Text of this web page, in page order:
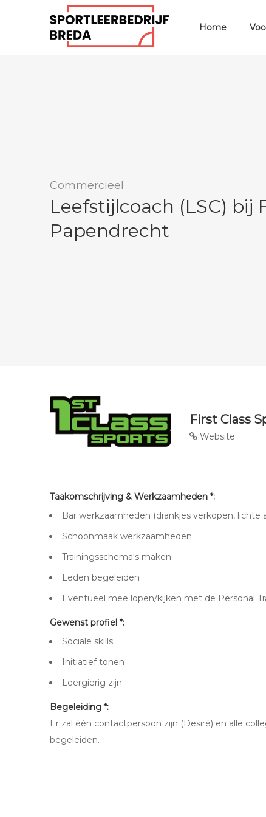
Home
Commercieel
Leefstijlcoach (LSC) bij
Papendrecht
First Class
Website
Taakomschrijving & Werkzaamheden *:
Bar werkzaamheden (drankjes verkopen,
Schoonmaak werkzaamheden
Trainingsschema's maken
Leden begeleiden
Eventueel mee lopen/kijken met de Personal
Gewenst profiel *:
​Sociale skills
Initiatief tonen
Leergierig zijn
Begeleiding *:
Er zal één contactpersoon zijn (Desiré) en alle
begeleiden.